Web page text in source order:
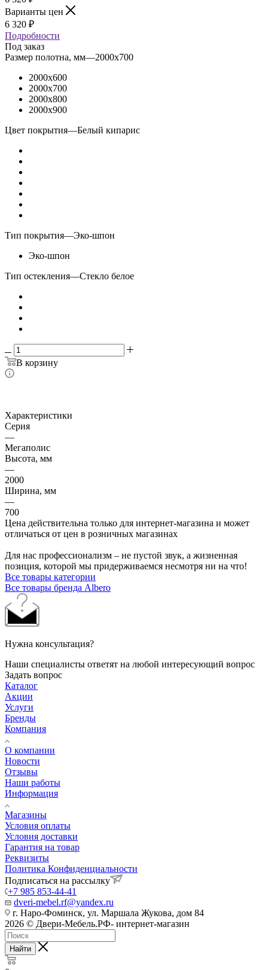
Варианты цен
6 320 ₽
Подробности
Под заказ
Размер полотна, мм—2000x700
2000x600
2000x700
2000x800
2000x900
Цвет покрытия—Белый кипарис
Тип покрытия—Эко-шпон
Эко-шпон
Тип остекления—Стекло белое
В корзину
Характеристики
Серия
—
Мегаполис
Высота, мм
—
2000
Ширина, мм
—
700
Цена действительна только для интернет-магазина и может
отличаться от цен в розничных магазинах
Для нас профессионализм – не пустой звук, а жизненная
позиция, которой мы придерживаемся несмотря ни на что!
Все товары категории
Все товары бренда Albero
Нужна консультация?
Наши специалисты ответят на любой интересующий вопрос
Задать вопрос
Каталог
Акции
Услуги
Бренды
Компания
О компании
Новости
Отзывы
Наши работы
Информация
Магазины
Условия оплаты
Условия доставки
Гарантия на товар
Реквизиты
Политика Конфиденциальности
Подписаться на рассылку
+7 985 853-44-41
dveri-mebel.rf@yandex.ru
г. Наро-Фоминск, ул. Маршала Жукова, дом 84
2026 © Двери-Мебель.РФ- интернет-магазин
Найти